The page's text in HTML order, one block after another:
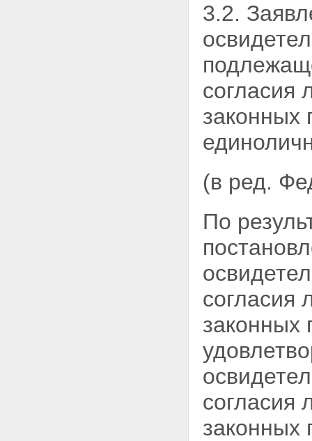
3.2.
согласия
законных
(в ред.
По
согласия
законных
согласия
законных